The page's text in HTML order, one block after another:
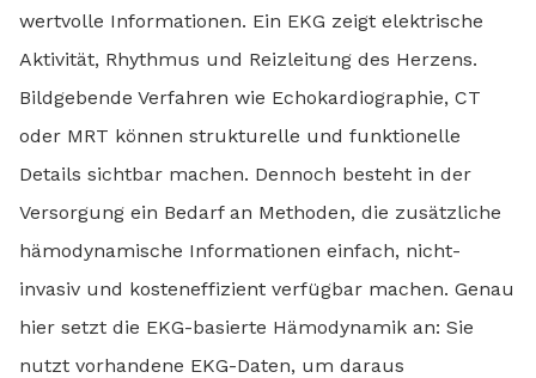
wertvolle Informationen. Ein EKG zeigt elektrische
Aktivität, Rhythmus und Reizleitung des Herzens.
Bildgebende Verfahren wie Echokardiographie, CT
oder MRT können strukturelle und funktionelle
Details sichtbar machen. Dennoch besteht in der
Versorgung ein Bedarf an Methoden, die zusätzliche
hämodynamische Informationen einfach, nicht-
invasiv und kosteneffizient verfügbar machen. Genau
hier setzt die EKG-basierte Hämodynamik an: Sie
nutzt vorhandene EKG-Daten, um daraus